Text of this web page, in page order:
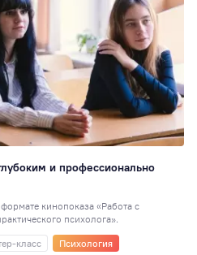
и профессионально
кинопоказа «Работа с
психолога».
класс Психология